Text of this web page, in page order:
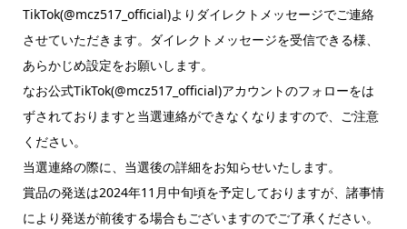
TikTok(@mcz517_official)よりダイレクトメッセージでご連絡
させていただきます。ダイレクトメッセージを受信できる様、
あらかじめ設定をお願いします。
なお公式TikTok(@mcz517_official)アカウントのフォローをは
ずされておりますと当選連絡ができなくなりますので、ご注意
ください。
当選連絡の際に、当選後の詳細をお知らせいたします。
賞品の発送は2024年11月中旬頃を予定しておりますが、諸事情
により発送が前後する場合もございますのでご了承ください。